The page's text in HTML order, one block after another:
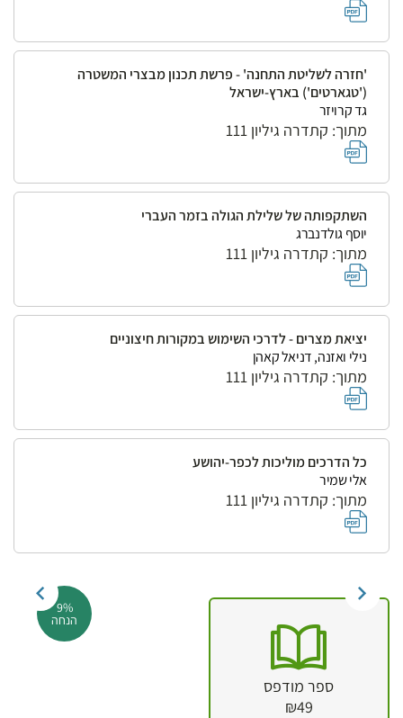
'חזרה לשליטת התחנה' - פרשת תכנון מבצרי המשטרה
('טגארטים') בארץ-ישראל
גד קרויזר
מתוך: קתדרה גיליון 111
השתקפותה של שלילת הגולה בזמר העברי
יוסף גולדנברג
מתוך: קתדרה גיליון 111
יציאת מצרים - לדרכי השימוש במקורות חיצוניים
נילי ואזנה, דניאל קאהן
מתוך: קתדרה גיליון 111
כל הדרכים מוליכות לכפר-יהושע
אלי שמיר
מתוך: קתדרה גיליון 111
9%
הנחה
ספר מודפס
₪49